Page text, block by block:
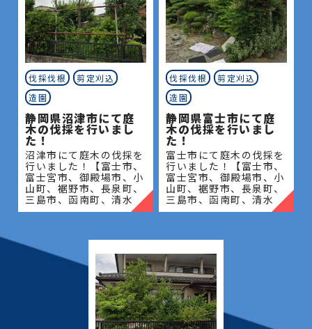
伐採伐根
剪定刈込
造園
静岡県沼津市にて庭
木の伐採を行いまし
た！
沼津市にて庭木の伐採を
行いました！【富士市、
富士宮市、御殿場市、小
山町、裾野市、長泉町、
三島市、函南町、清水
町、沼津市、熱海市、伊
町、河津町、松崎町、下
田市、
伐採伐根
剪定刈込
造園
静岡県富士市にて庭
木の伐採を行いまし
た！
富士市にて庭木の伐採を
行いました！【富士市、
富士宮市、御殿場市、小
山町、裾野市、長泉町、
三島市、函南町、清水
町、沼津市、熱海市、伊
町、河津町、松崎町、下
田市、